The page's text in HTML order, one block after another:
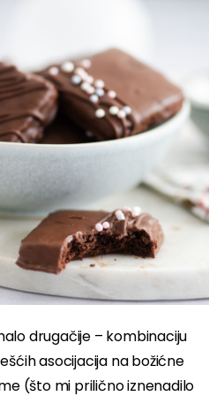
drugačije – kombinaciju
asocijacija na božićne
(što mi prilično iznenadilo